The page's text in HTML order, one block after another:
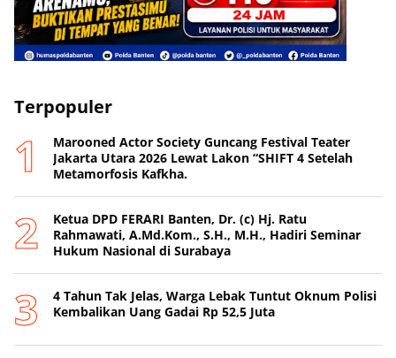
Terpopuler
Marooned Actor Society Guncang Festival Teater
Jakarta Utara 2026 Lewat Lakon “SHIFT 4 Setelah
Metamorfosis Kafkha.
Ketua DPD FERARI Banten, Dr. (c) Hj. Ratu
Rahmawati, A.Md.Kom., S.H., M.H., Hadiri Seminar
Hukum Nasional di Surabaya
4 Tahun Tak Jelas, Warga Lebak Tuntut Oknum Polisi
Kembalikan Uang Gadai Rp 52,5 Juta